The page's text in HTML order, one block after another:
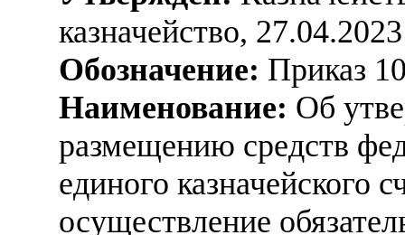
казначейство, 27.04.2023
Обозначение: Приказ
Наименование: Об
размещению средств
единого казначейского
осуществление